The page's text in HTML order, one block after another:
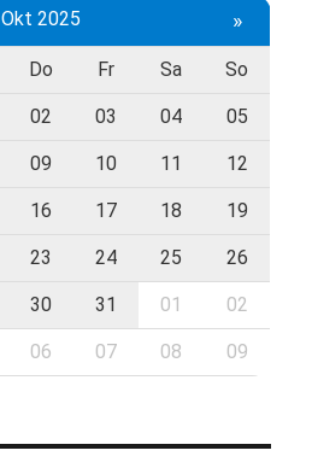
Okt 2025 »
Do Fr Sa So
02 03 04 05
09 10 11 12
16 17 18 19
23 24 25 26
30 31 01 02
06 07 08 09